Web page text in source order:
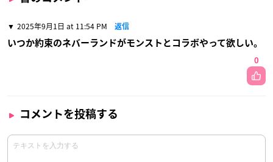
2025年9月1日 at 11:54 PM 返信
いつか約束のネバーランドがモンストとコラボやって欲しい。
0
コメントを投稿する